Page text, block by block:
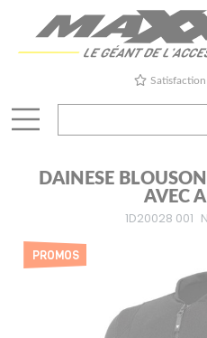
DAINESE
AVEC
1D20028 001
PROMOS